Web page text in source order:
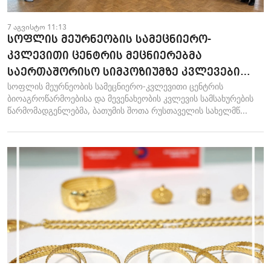
7 აგვისტო 11:13
სოფლის მეურნეობის სამეცნიერო-
კვლევითი ცენტრის მეცნიერებმა
საერთაშორისო სიმპოზიუმზე კვლევები
წარადგინეს
სოფლის მეურნეობის სამეცნიერო-კვლევითი ცენტრის
ბიოაგროწარმოებისა და მევენახეობის კვლევის სამსახურების
წარმომადგენლებმა, ბათუმის შოთა რუსთაველის სახელმწ...